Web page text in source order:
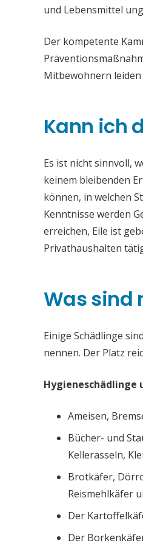
und Lebensmittel
Der kompetente
Mitbewohnern leiden
Kann ich
Es ist nicht sinnvoll,
keinem bleibenden
können, in welchen
Kenntnisse werden
erreichen, Eile ist
Privathaushalten
Was sind
Einige Schädlinge
nennen. Der Platz
Hygieneschädlinge
Ameisen,
Bücher- und
Kellerasseln,
Brotkäfer,
Reismehlkäfer
Der
Der